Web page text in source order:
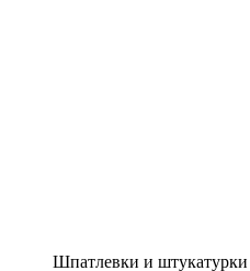
Шпатлевки и штукатурки